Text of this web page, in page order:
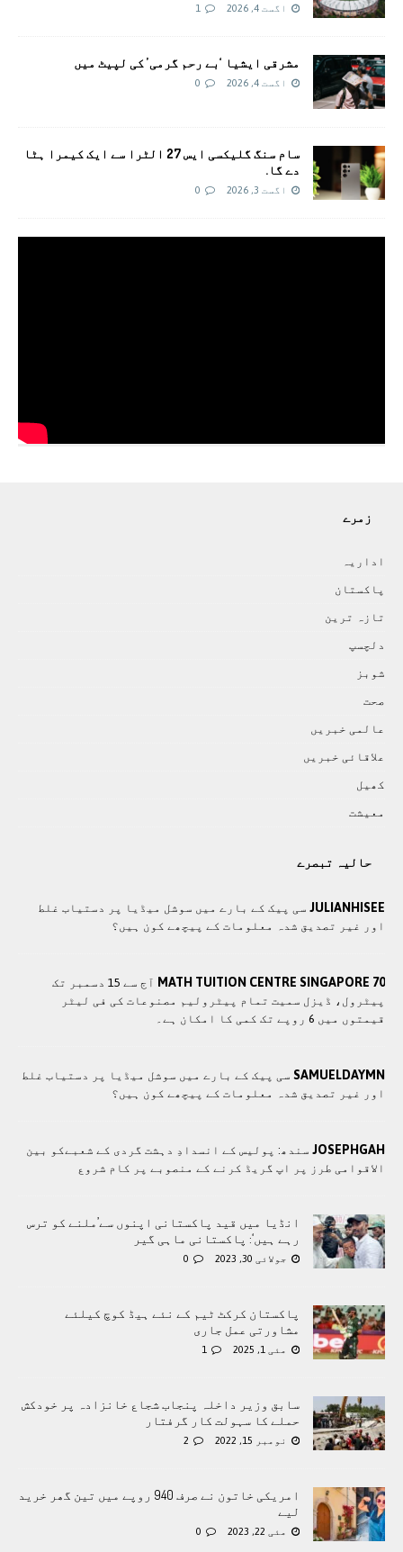
اگست 4, 2026 1
مشرقی ایشیا ‘بے رحم گرمی’ کی لپیٹ میں
اگست 4, 2026 0
سام سنگ گلیکسی ایس 27 الٹرا سے ایک کیمرا ہٹا
دے گا.
اگست 3, 2026 0
زمرے
اداريہ
پاکستان
تازہ ترين
دلچسپ
شوبز
صحت
عالمی خبريں
علاقائی خبريں
کھيل
معيشت
حالیہ تبصرے
JULIANHISEE سی پیک کے بارے میں سوشل میڈیا پر دستیاب غلط
اور غیر تصدیق شدہ معلومات کے پیچھے کون ہیں؟
MATH TUITION CENTRE SINGAPORE 70
آج سے 15 دسمبر تک
پیٹرول، ڈیزل سمیت تمام پیٹرولیم مصنوعات کی فی لیٹر
قیمتوں میں 6 روپے تک کمی کا امکان ہے۔
SAMUELDAYMN سی پیک کے بارے میں سوشل میڈیا پر دستیاب غلط
اور غیر تصدیق شدہ معلومات کے پیچھے کون ہیں؟
JOSEPHGAH سندھ: پوليس کے انسدادِ دہشت گردی کے شعبےکو بین
الاقوامی طرز پر اپ گریڈ کرنے کے منصوبے پر کام شروع
انڈیا میں قید پاکستانی اپنوں سے’ملنے کو ترس
رہے ہیں‘: پاکستانی ماہی گیر
جولائی 30, 2023 0
پاکستان کرکٹ ٹیم کے نئے ہیڈ کوچ کیلئے
مشاورتی عمل جاری
مئی 1, 2025 1
سابق وزیر داخلہ پنجاب شجاع خانزادہ پر خودکش
حملے کا سہولت کار گرفتار
نومبر 15, 2022 2
امریکی خاتون نے صرف 940 روپے میں تین گھر خرید
لیے
مئی 22, 2023 0